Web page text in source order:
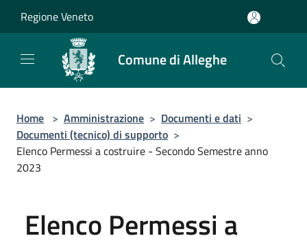
Regione Veneto
Comune di Alleghe
Home > Amministrazione > Documenti e dati >
Documenti (tecnico) di supporto >
Elenco Permessi a costruire - Secondo Semestre anno
2023
Elenco Permessi a